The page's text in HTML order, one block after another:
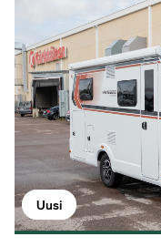
Uusi